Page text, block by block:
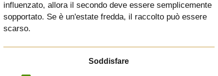
influenzato, allora il secondo deve essere semplicemente
sopportato. Se è un'estate fredda, il raccolto può essere
scarso.
Soddisfare